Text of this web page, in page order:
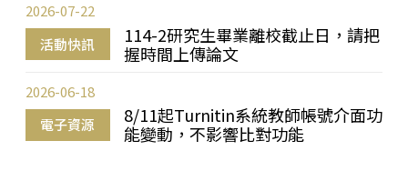
活動快訊
114-2研究生畢業離校截止日，請把
握時間上傳論文
2026-07-22
電子資源
8/11起Turnitin系統教師帳號介面功
能變動，不影響比對功能
2026-06-18